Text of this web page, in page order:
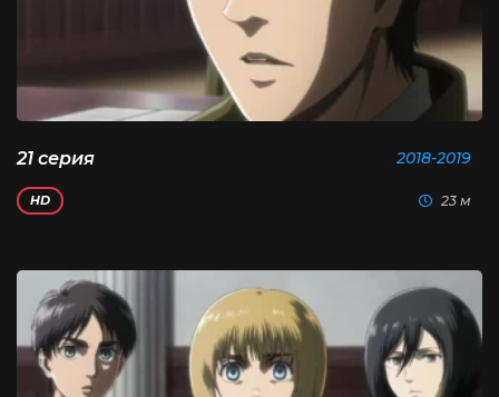
21 серия 2018-2019
HD 23 м